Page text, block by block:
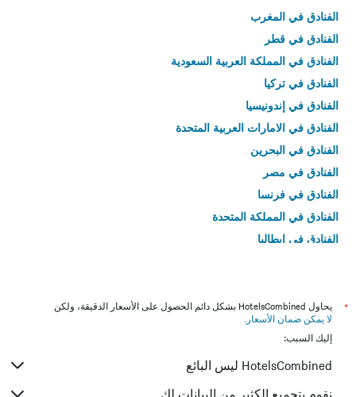
الفنادق في المغرب
الفنادق في قطر
الفنادق في المملكة العربية السعودية
الفنادق في تركيا
الفنادق في إندونيسيا
الفنادق في الامارات العربية المتحدة
الفنادق في البحرين
الفنادق في مصر
الفنادق في فرنسا
الفنادق في المملكة المتحدة
الفنادق في إيطاليا
*
يحاول HotelsCombined بشكل دائم الحصول على الأسعار الدقيقة، ولكن
لا يمكن ضمان الأسعار .
إليك السبب:
HotelsCombined ليس البائع
نقوم بتجميع الكثير من البيانات لك